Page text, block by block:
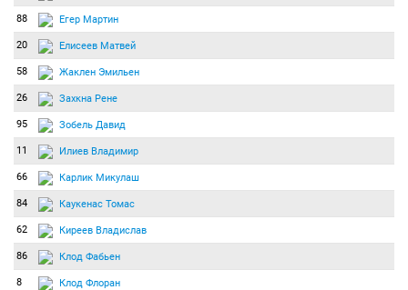
88 Егер Мартин
20 Елисеев Матвей
58 Жаклен Эмильен
26 Захкна Рене
95 Зобель Давид
11 Илиев Владимир
66 Карлик Микулаш
84 Каукенас Томас
62 Киреев Владислав
86 Клод Фабьен
8 Клод Флоран